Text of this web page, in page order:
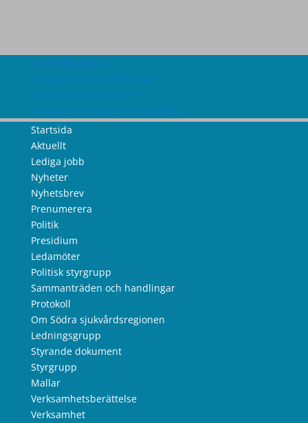
Om webbplatsen
Tillgänglighetsredogörelse
Information om cookies
Information om personuppgifter
Startsida
Aktuellt
Lediga jobb
Nyheter
Nyhetsbrev
Prenumerera
Politik
Presidium
Ledamöter
Politisk styrgrupp
Sammanträden och handlingar
Protokoll
Om Södra sjukvårdsregionen
Ledningsgrupp
Styrande dokument
Styrgrupp
Mallar
Verksamhetsberättelse
Verksamhet